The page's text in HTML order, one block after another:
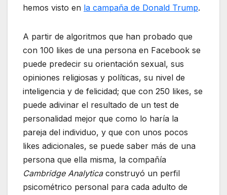
hemos visto en la campaña de Donald Trump.
A partir de algoritmos que han probado que
con 100 likes de una persona en Facebook se
puede predecir su orientación sexual, sus
opiniones religiosas y políticas, su nivel de
inteligencia y de felicidad; que con 250 likes, se
puede adivinar el resultado de un test de
personalidad mejor que como lo haría la
pareja del individuo, y que con unos pocos
likes adicionales, se puede saber más de una
persona que ella misma, la compañía
Cambridge Analyticaconstruyó un perfil
psicométrico personal para cada adulto de